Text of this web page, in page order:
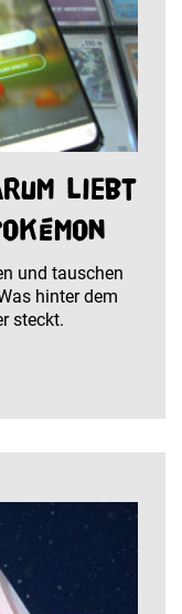
liebt
und tauschen
hinter dem
steckt.